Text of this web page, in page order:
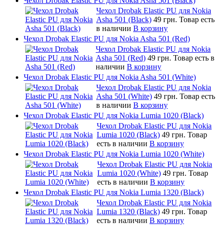
Чехол Drobak Elastic PU для Nokia
Asha 501 (Black) 49 грн. Товар есть
в наличии В корзину
Чехол Drobak Elastic PU для Nokia Asha 501 (Red)
Чехол Drobak Elastic PU для Nokia
Asha 501 (Red) 49 грн. Товар есть в
наличии В корзину
Чехол Drobak Elastic PU для Nokia Asha 501 (White)
Чехол Drobak Elastic PU для Nokia
Asha 501 (White) 49 грн. Товар есть
в наличии В корзину
Чехол Drobak Elastic PU для Nokia Lumia 1020 (Black)
Чехол Drobak Elastic PU для Nokia
Lumia 1020 (Black) 49 грн. Товар
есть в наличии В корзину
Чехол Drobak Elastic PU для Nokia Lumia 1020 (White)
Чехол Drobak Elastic PU для Nokia
Lumia 1020 (White) 49 грн. Товар
есть в наличии В корзину
Чехол Drobak Elastic PU для Nokia Lumia 1320 (Black)
Чехол Drobak Elastic PU для Nokia
Lumia 1320 (Black) 49 грн. Товар
есть в наличии В корзину